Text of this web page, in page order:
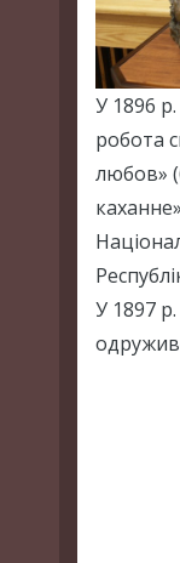
У 1896
робота
любов»
У 1897